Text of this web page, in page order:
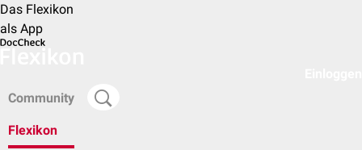
Das Flexikon
als App
Community
Flexikon